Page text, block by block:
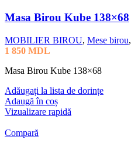
Masa Birou Kube 138×68
MOBILIER BIROU, Mese birou,
1 850 MDL
Masa Birou Kube 138×68
Adăugați la lista de dorințe
Adaugă în coș
Vizualizare rapidă
Compară